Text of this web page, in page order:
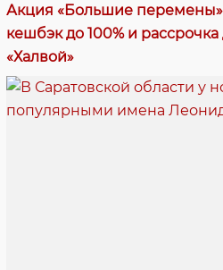
Акция «Большие перемены»
кешбэк до 100% и
«Халвой»